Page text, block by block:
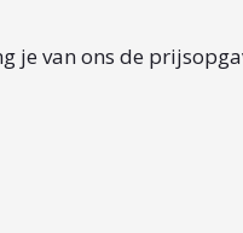
je van ons de